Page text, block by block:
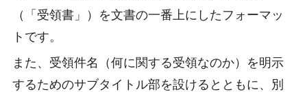
（「受領書」）を文書の一番上にしたフォーマッ
トです。
また、受領件名（何に関する受領なのか）を明示
するためのサブタイトル部を設けるとともに、別